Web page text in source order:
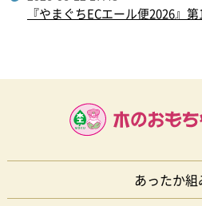
『やまぐちECエール便2026』
あったか組